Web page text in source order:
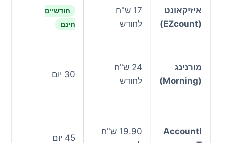
איזיקאונט
(EZcount)
17 ש"ח
לחודש
חודשיים
חינם
מורנינג
(Morning)
24 ש"ח
לחודש
30 יום
AccountI
19.90 ש"ח
45 יום